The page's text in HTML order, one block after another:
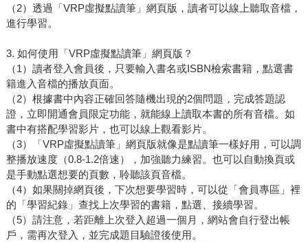
（2）透過「VRP虛擬點讀筆」網頁版，讀者可以線上聽取音檔，
進行學習。
3. 如何使用「VRP虛擬點讀筆」網頁版？
（1）讀者登入會員後，只要輸入書名或ISBN檢索書籍，點選書
籍進入音檔的播放頁面。
（2）根據書中內容正確回答隨機出現的2個問題，完成答題認
證，立即開通會員限定功能，就能線上讀取本書的所有音檔。如
書中有搭配學習影片，也可以線上觀看影片。
（3）「VRP虛擬點讀筆」網頁版就像是點讀筆一樣好用，可以調
整播放速度（0.8-1.2倍速），加強聽力練習。也可以自動換頁或
是手動點選想要的頁數，聆聽該頁音檔。
（4）如果關掉網頁後，下次想要學習時，可以從「會員專區」裡
的「學習紀錄」查找上次學習的書籍，點選、接續學習。
（5）請注意，若距離上次登入超過一個月，網站會自行登出帳
戶，需再次登入，並完成題目驗證後使用。